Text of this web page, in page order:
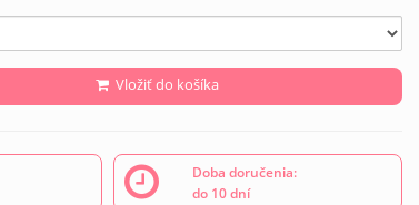
Vložiť do košíka
Doba doručenia:
do 10 dní